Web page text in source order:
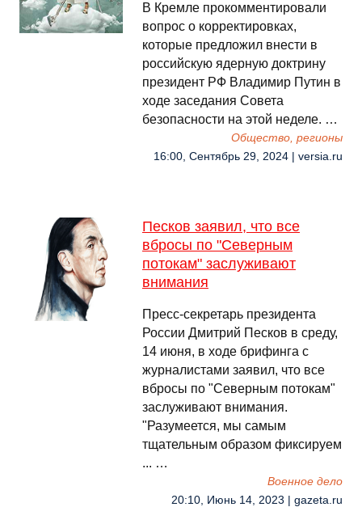
В Кремле прокомментировали
вопрос о корректировках,
которые предложил внести в
российскую ядерную доктрину
президент РФ Владимир Путин в
ходе заседания Совета
безопасности на этой неделе. …
Общество, регионы
16:00, Сентябрь 29, 2024 | versia.ru
Песков заявил, что все
вбросы по "Северным
потокам" заслуживают
внимания
Пресс-секретарь президента
России Дмитрий Песков в среду,
14 июня, в ходе брифинга с
журналистами заявил, что все
вбросы по "Северным потокам"
заслуживают внимания.
"Разумеется, мы самым
тщательным образом фиксируем
... …
Военное дело
20:10, Июнь 14, 2023 | gazeta.ru